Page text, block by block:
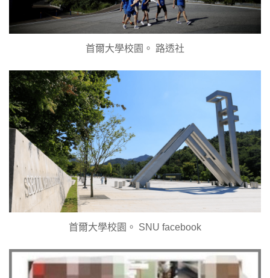
首爾大學校園。 路透社
首爾大學校園。 SNU facebook